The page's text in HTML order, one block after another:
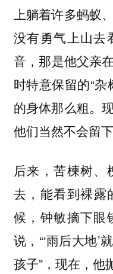
上躺着许多蚂蚁
没有勇气上山去
音，那是他父亲
时特意保留的“杂
的身体那么粗。
他们当然不会留
后来，苦楝树、
去，能看到裸
候，钟敏摘下眼
说，“‘雨后大地’
孩子”，现在，他